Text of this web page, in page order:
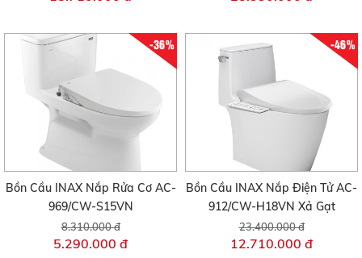
-36%
Bồn Cầu INAX Nắp Rửa Cơ AC-
969/CW-S15VN
8.310.000 đ
5.290.000 đ
-46%
Bồn Cầu INAX Nắp Điện Tử AC-
912/CW-H18VN Xả Gạt
23.400.000 đ
12.710.000 đ